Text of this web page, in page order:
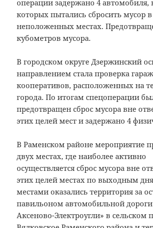
операции задержано 4 автомобиля,
которых пытались сбросить мусор в
неположенных местах.
кубометров мусора.
В городском округе Дзержинский
направлением стала проверка
кооперативов, расположенных на
города. По итогам спецоперации
предотвращен сброс мусора вне
этих целей мест и задержано 4
В Раменском районе мероприятие
двух местах, где наиболее активно
осуществляется сброс мусора вне
этих целей местах по выходным
местами оказались территория за
павильоном автомобильной
Аксеново-Электроугли» в сельском